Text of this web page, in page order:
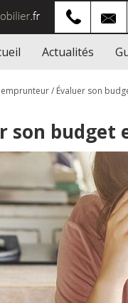
Actualités
/ Évaluer son
son budget